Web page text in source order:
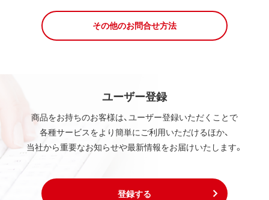
その他のお問合せ方法
ユーザー登録
商品をお持ちのお客様は、ユーザー登録いただくことで
各種サービスをより簡単にご利用いただけるほか、
当社から重要なお知らせや最新情報をお届けいたします。
登録する